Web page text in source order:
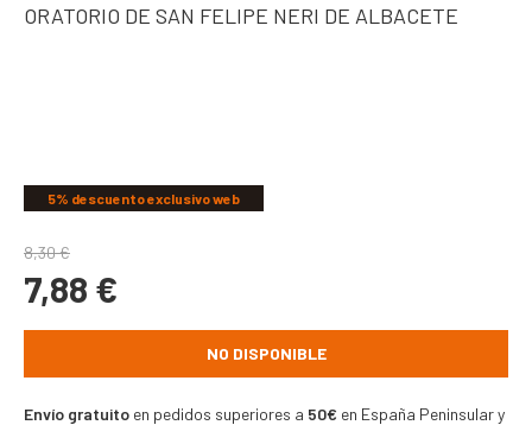
CATALÀ
ORATORIO DE SAN FELIPE NERI DE ALBACETE
5% descuento exclusivo web
8,30€
7,88 €
NO DISPONIBLE
Envío gratuito en pedidos superiores a 50€ en España Peninsular y